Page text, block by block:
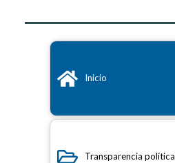
Inicio
Transparencia política